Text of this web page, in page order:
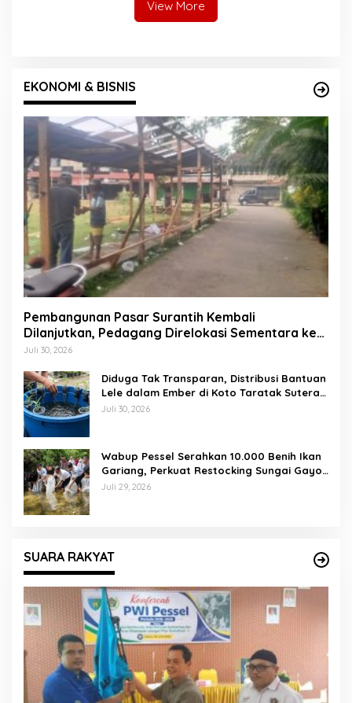
View More
EKONOMI & BISNIS
Pembangunan Pasar Surantih Kembali
Dilanjutkan, Pedagang Direlokasi Sementara ke
Lapangan Gadih Basanai
Juli 30, 2026
Diduga Tak Transparan, Distribusi Bantuan
Lele dalam Ember di Koto Taratak Sutera
Tuai Sorotan Warga
Juli 30, 2026
Wabup Pessel Serahkan 10.000 Benih Ikan
Gariang, Perkuat Restocking Sungai Gayo
demi Kelestarian Perairan
Juli 29, 2026
SUARA RAKYAT